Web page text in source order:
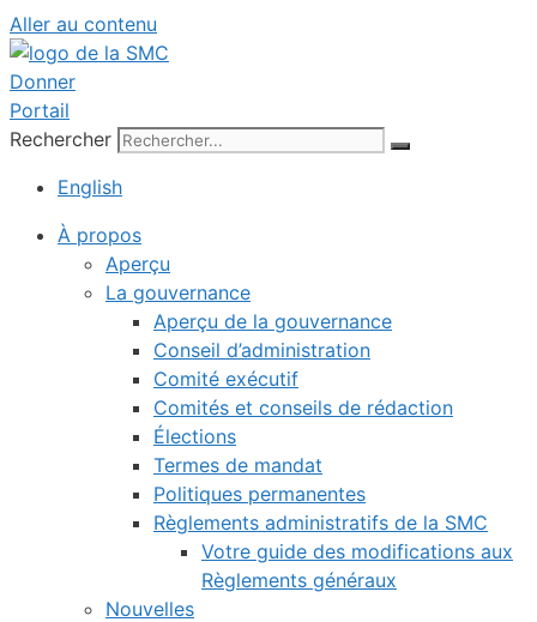
Aller au contenu
Donner
Portail
Rechercher
English
À propos
Aperçu
La gouvernance
Aperçu de la gouvernance
Conseil d’administration
Comité exécutif
Comités et conseils de rédaction
Élections
Termes de mandat
Politiques permanentes
Règlements administratifs de la SMC
Votre guide des modifications aux
Règlements généraux
Nouvelles